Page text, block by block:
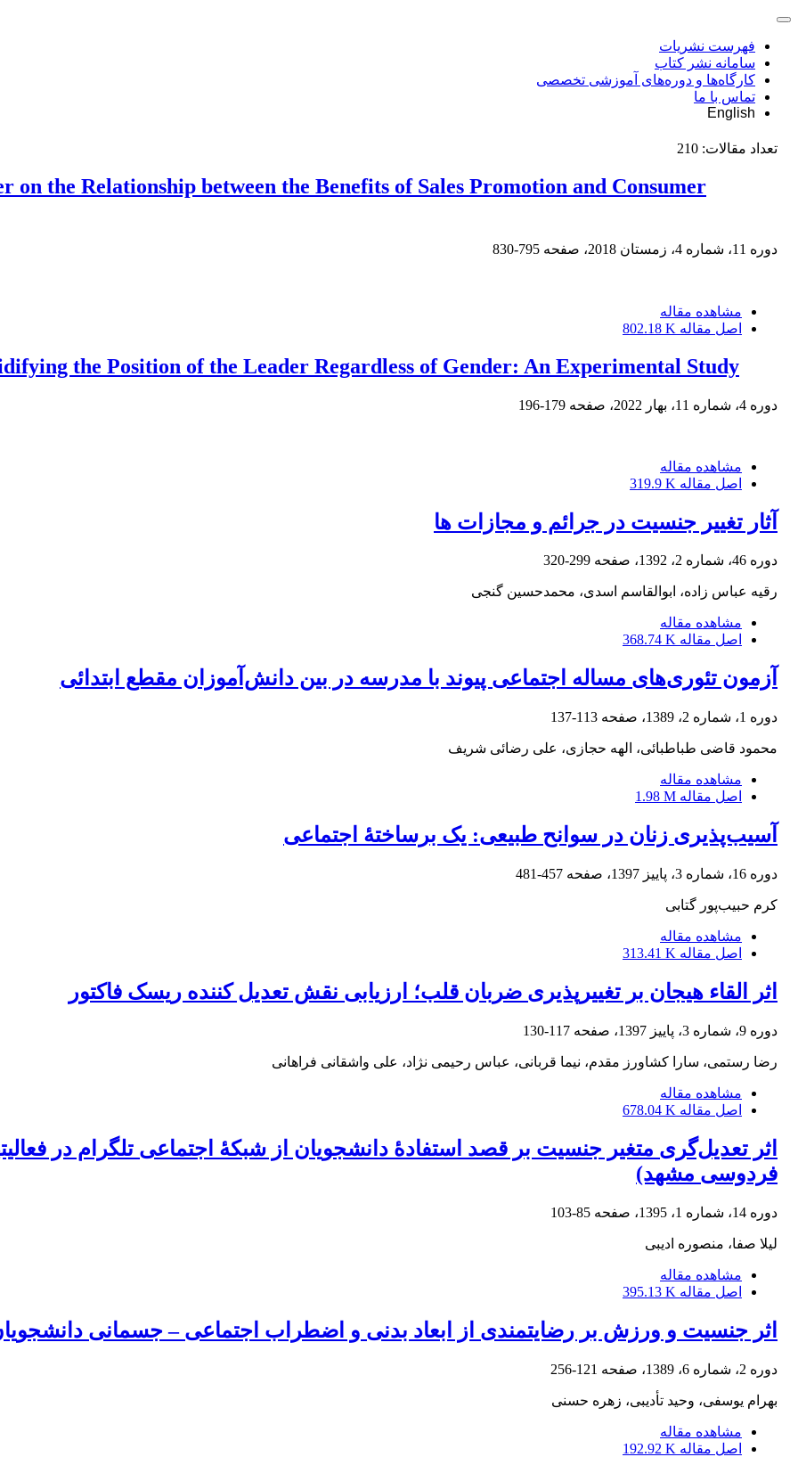
فهرست نشریات
سامانه نشر کتاب
کارگاه‌ها و دوره‌های آموزشی تخصصی
تماس با ما
English
تعداد مقالات: 210
the Relationship between the Benefits of Sales Promotion and Consumer
دوره 11، شماره 4، زمستان 2018، صفحه 795-830
مشاهده مقاله
اصل مقاله 802.18 K
the Position of the Leader Regardless of Gender: An Experimental Study
دوره 4، شماره 11، بهار 2022، صفحه 179-196
مشاهده مقاله
اصل مقاله 319.9 K
آثار تغییر جنسیت در جرائم و مجازات ها
دوره 46، شماره 2، 1392، صفحه 299-320
رقیه عباس زاده، ابوالقاسم اسدی، محمدحسین گنجی
مشاهده مقاله
اصل مقاله 368.74 K
آزمون تئوری‌های مساله اجتماعی پیوند با مدرسه در بین دانش‌‌آموزان مقطع ابتدائی
دوره 1، شماره 2، 1389، صفحه 113-137
محمود قاضی طباطبائی، الهه حجازی، علی رضائی شریف
مشاهده مقاله
اصل مقاله 1.98 M
آسیب‌پذیری زنان در سوانح طبیعی: یک برساختۀ اجتماعی
دوره 16، شماره 3، پاییز 1397، صفحه 457-481
کرم حبیب‌پور گتابی
مشاهده مقاله
اصل مقاله 313.41 K
اثر القاء هیجان بر تغییرپذیری ضربان قلب؛ ارزیابی نقش تعدیل کننده ریسک فاکتور
دوره 9، شماره 3، پاییز 1397، صفحه 117-130
رضا رستمی، سارا کشاورز مقدم، نیما قربانی، عباس رحیمی نژاد، علی واشقانی فراهانی
مشاهده مقاله
اصل مقاله 678.04 K
اثر تعدیل‌گری متغیر جنسیت بر قصد استفادۀ دانشجویان از شبکۀ اجتماعی تلگرام در
فردوسی مشهد)
دوره 14، شماره 1، 1395، صفحه 85-103
لیلا صفا، منصوره ادیبی
مشاهده مقاله
اصل مقاله 395.13 K
اثر جنسیت و ورزش بر رضایتمندی از ابعاد بدنی و اضطراب اجتماعی – جسمانی
دوره 2، شماره 6، 1389، صفحه 121-256
بهرام یوسفی، وحید تأدیبی، زهره حسنی
مشاهده مقاله
اصل مقاله 192.92 K